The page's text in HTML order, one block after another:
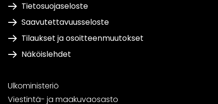
Tietosuojaseloste
Saavutettavuusseloste
Tilaukset ja osoitteenmuutokset
Näköislehdet
Ulkoministeriö
Viestintä- ja maakuvaosasto